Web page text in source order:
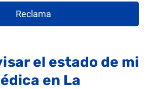
Reclama
el estado de mi
en La